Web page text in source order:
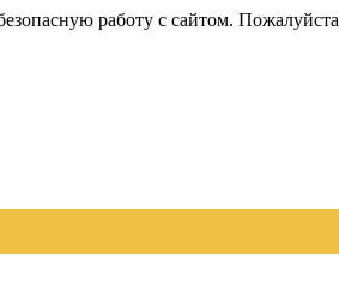
работу с сайтом. Пожалуйста